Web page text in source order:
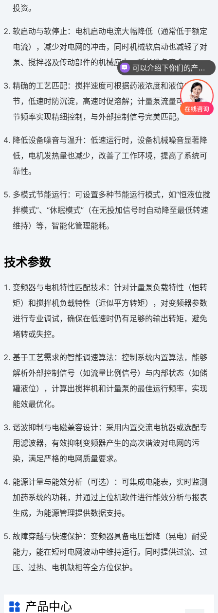
投资。
软启动与软停止：电机启动电流大幅降低（通常低于额定
电流），减少对电网的冲击，同时机械软启动也减轻了对
泵、搅拌器及传动部件的机械应力，延长设备寿命。
精确的工艺匹配：搅拌速度可根据药液浓度和液位自动调
节，低速时防沉淀，高速时促溶解；计量泵流量可通过调
节频率实现精细控制，与外部控制信号完美匹配。
降低设备噪音与温升：低速运行时，设备机械噪音显著降
低，电机发热量也减少，改善了工作环境，提高了系统可
靠性。
多模式节能运行：可设置多种节能运行模式，如“恒液位搅
拌模式”、“休眠模式”（在无投加信号时自动降至最低转速
维持）等，智能化管理能耗。
技术参数
变频器与电机特性匹配技术：针对计量泵负载特性（恒转
矩）和搅拌机负载特性（近似平方转矩），对变频器参数
进行专业调试，确保在低速时仍有足够的输出转矩，避免
堵转或失控。
基于工艺需求的智能调速算法：控制系统内置算法，能够
解析外部控制信号（如流量比例信号）与内部状态（如储
罐液位），计算出搅拌机和计量泵的最佳运行频率，实现
能效最优化。
谐波抑制与电磁兼容设计：采用内置交流电抗器或选配专
用滤波器，有效抑制变频器产生的高次谐波对电网的污
染，满足严格的电网质量要求。
能源计量与能效分析（可选）：可集成电能表，实时监测
加药系统的功耗，并通过上位机软件进行能效分析与报表
生成，为能源管理提供数据支持。
故障穿越与快速保护：变频器具备电压暂降（晃电）耐受
能力，能在短时电网波动中维持运行。同时提供过流、过
压、过热、电机缺相等全方位保护。
产品中心